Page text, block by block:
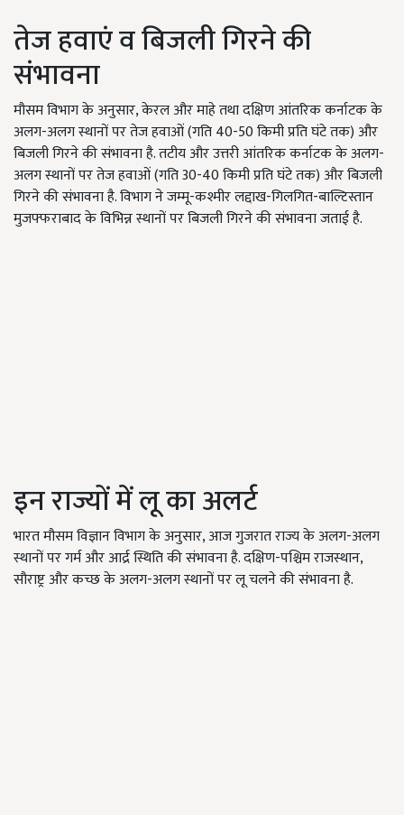
तेज हवाएं व बिजली गिरने की
संभावना
मौसम विभाग के अनुसार, केरल और माहे तथा दक्षिण आंतरिक कर्नाटक के
अलग-अलग स्थानों पर तेज हवाओं (गति 40-50 किमी प्रति घंटे तक) और
बिजली गिरने की संभावना है. तटीय और उत्तरी आंतरिक कर्नाटक के अलग-
अलग स्थानों पर तेज हवाओं (गति 30-40 किमी प्रति घंटे तक) और बिजली
गिरने की संभावना है. विभाग ने जम्मू-कश्मीर लद्दाख-गिलगित-बाल्टिस्तान
मुजफ्फराबाद के विभिन्न स्थानों पर बिजली गिरने की संभावना जताई है.
इन राज्यों में लू का अलर्ट
भारत मौसम विज्ञान विभाग के अनुसार, आज गुजरात राज्य के अलग-अलग
स्थानों पर गर्म और आर्द्र स्थिति की संभावना है. दक्षिण-पश्चिम राजस्थान,
सौराष्ट्र और कच्छ के अलग-अलग स्थानों पर लू चलने की संभावना है.